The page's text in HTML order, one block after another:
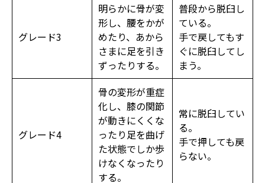
グレード3
明らかに骨が変
形し、腰をかが
めたり、あから
さまに足を引き
ずったりする。
普段から脱臼し
ている。
手で戻してもす
ぐに脱臼してし
まう。
グレード4
骨の変形が重症
化し、膝の関節
が動きにくくな
ったり足を曲げ
た状態でしか歩
けなくなったり
する。
常に脱臼してい
る。
手で押しても戻
らない。